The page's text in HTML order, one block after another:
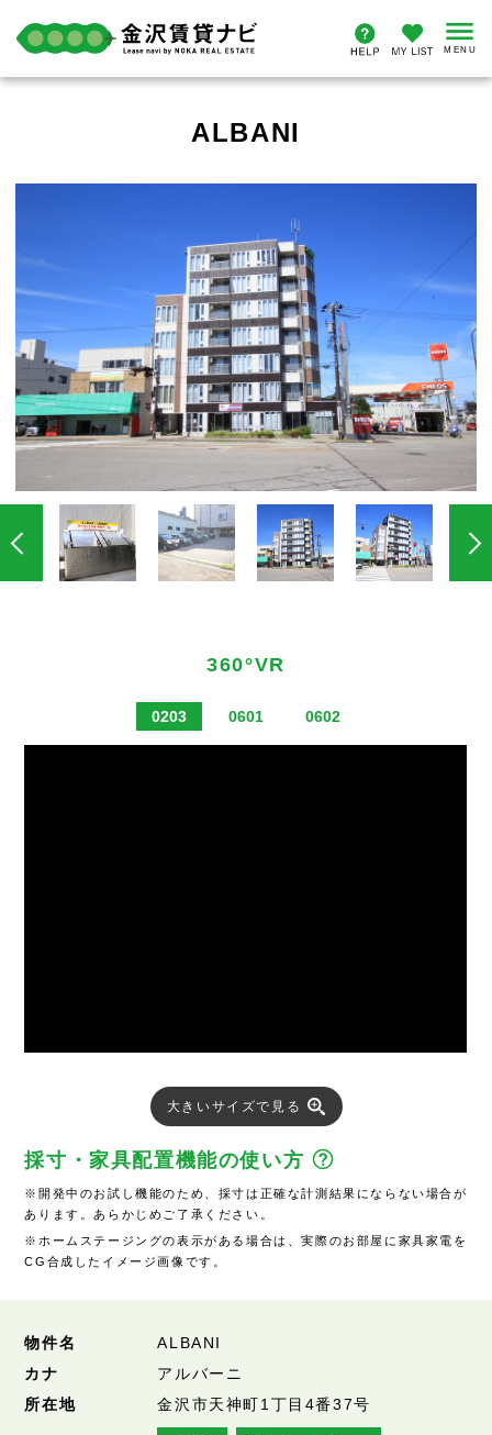
ALBANI
360°VR
0203 0601 0602
大きいサイズで見る
採寸・家具配置機能の使い方
※開発中のお試し機能のため、採寸は正確な計測結果にならない場合が
あります。あらかじめご了承ください。
※ホームステージングの表示がある場合は、実際のお部屋に家具家電を
CG合成したイメージ画像です。
物件名
ALBANI
カナ
アルバーニ
所在地
金沢市天神町1丁目4番37号